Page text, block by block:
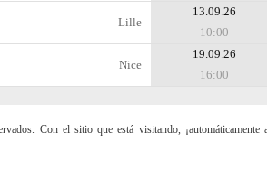
Lille
13.09.26
10:00
Nice
19.09.26
16:00
Con el sitio que está visitando,